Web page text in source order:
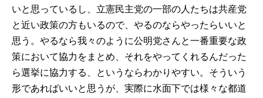
いと思っているし、立憲民主党の一部の人たちは共産党
と近い政策の方もいるので、やるのならやったらいいと
思う。やるなら我々のように公明党さんと一番重要な政
策において協力をまとめ、それをやってくれるんだった
ら選挙に協力する、というならわかりやすい。そういう
形であればいいと思うが、実際に水面下では様々な都道